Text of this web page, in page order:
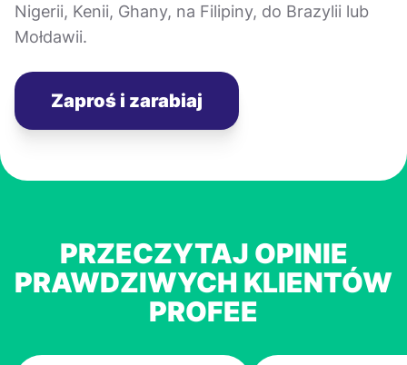
Nigerii, Kenii, Ghany, na Filipiny, do Brazylii lub
Mołdawii.
Zaproś i zarabiaj
PRZECZYTAJ OPINIE
PRAWDZIWYCH KLIENTÓW
PROFEE